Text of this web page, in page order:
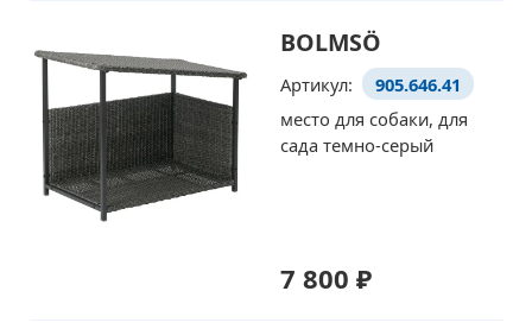
BOLMSÖ
Артикул:
905.646.41
место для собаки, для
сада темно-серый
7 800 ₽